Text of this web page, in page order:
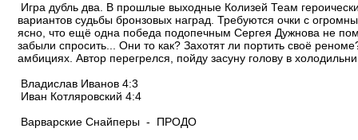
Игра дубль два. В прошлые выходные Колизей Теам
вариантов судьбы бронзовых наград. Требуются очки с
ясно, что ещё одна победа подопечным Сергея Дужнова не
забыли спросить... Они то как? Захотят ли портить своё
амбициях. Автор перегрелся, пойду засуну голову в
Владислав Иванов 4:3
Иван Котляровский 4:4
Варварские Снайперы - ПРОДО